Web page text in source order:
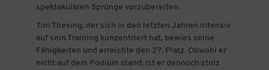
spektakulären Sprünge vorzubereiten.
Tim Thesing, der sich in den letzten Jahren intensiv
auf sein Training konzentriert hat, bewies seine
Fähigkeiten und erreichte den 27. Platz. Obwohl er
nicht auf dem Podium stand, ist er dennoch stolz